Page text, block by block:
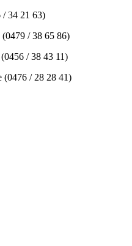
/ 34 21 63)
(0479 / 38 65 86)
/ 38 43 11)
(0476 / 28 28 41)